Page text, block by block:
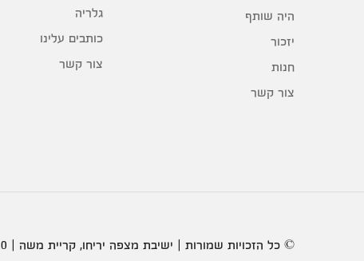
היה שותף
יזכור
חנות
צור קשר
גלריה
כותבים עלינו
צור קשר
© כל הזכויות שמורות | ישיבת מצפה יריחו, קריית משה | 2020